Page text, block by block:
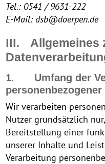
Tel.: 0541 / 9631-222
E-Mail: dsb@doerpen.de
III.
Allgemeines
1.
Umfang der
personenbezogener
Wir verarbeiten
Nutzer grundsätzlich
Bereitstellung einer
unserer Inhalte und
Verarbeitung